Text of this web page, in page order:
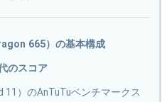
665）の基本構成
のスコア
11）のAnTuTuベンチマークス